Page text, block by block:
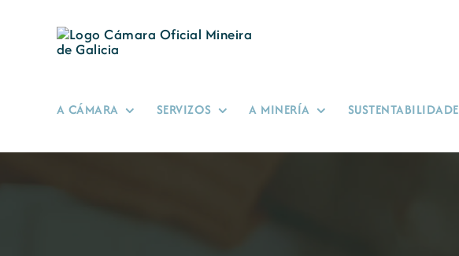
A CÁMARA SERVIZOS A MINERÍA SUSTENTABILIDADE